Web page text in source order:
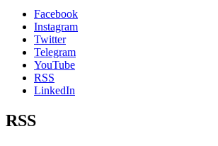
Facebook
Instagram
Twitter
Telegram
YouTube
RSS
LinkedIn
RSS